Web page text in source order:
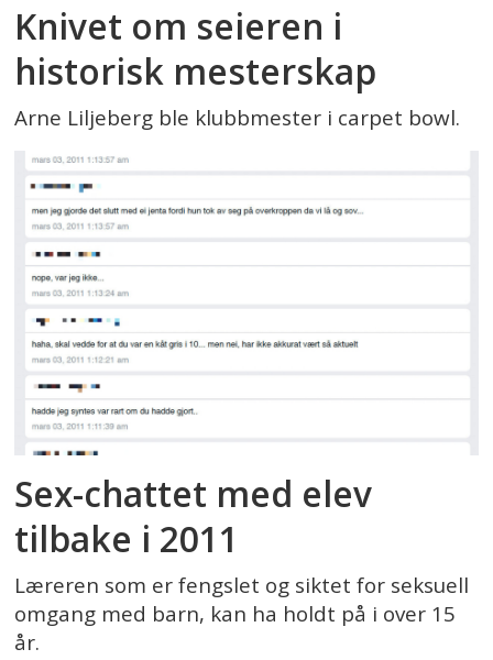
Knivet om seieren i
historisk mesterskap
Arne Liljeberg ble klubbmester i carpet bowl.
Sex-chattet med elev
tilbake i 2011
Læreren som er fengslet og siktet for seksuell
omgang med barn, kan ha holdt på i over 15
år.